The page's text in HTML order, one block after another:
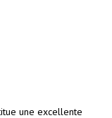
une excellente